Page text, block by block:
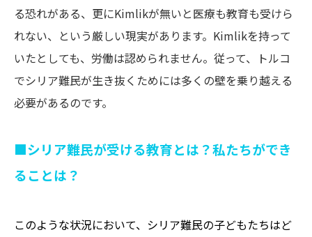
る恐れがある、更にKimlikが無いと医療も教育も受けら
れない、という厳しい現実があります。Kimlikを持って
いたとしても、労働は認められません。従って、トルコ
でシリア難民が生き抜くためには多くの壁を乗り越える
必要があるのです。
■シリア難民が受ける教育とは？私たちができ
ることは？
このような状況において、シリア難民の子どもたちはど